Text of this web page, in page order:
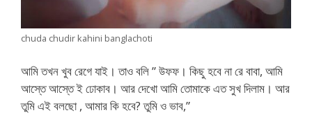
chuda chudir kahini banglachoti
আমি তখন খুব রেগে যাই। তাও বলি ” উফফ। কিছু হবে না রে বাবা, আমি
আস্তে আস্তে ই ঢোকাব। আর দেখো আমি তোমাকে এত সুখ দিলাম। আর
তুমি এই বলছো , আমার কি হবে? তুমি ও ভাব,”